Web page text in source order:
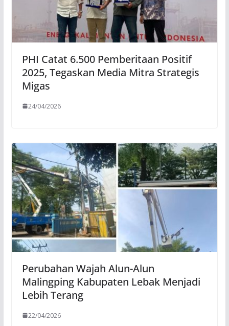
PHI Catat 6.500 Pemberitaan Positif
2025, Tegaskan Media Mitra Strategis
Migas
24/04/2026
Perubahan Wajah Alun-Alun
Malingping Kabupaten Lebak Menjadi
Lebih Terang
22/04/2026